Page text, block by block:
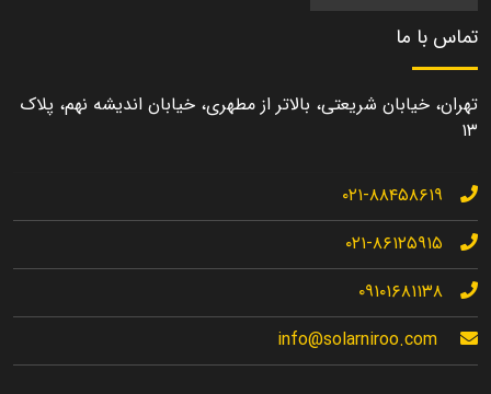
تماس با ما
تهران، خیابان شریعتی، بالاتر از مطهری، خیابان اندیشه نهم، پلاک
۱۳
۰۲۱-۸۸۴۵۸۶۱۹
۰۲۱-۸۶۱۲۵۹۱۵
۰۹۱۰۱۶۸۱۱۳۸
info@solarniroo.com